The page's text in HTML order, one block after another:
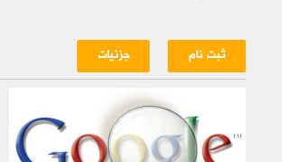
ثبت نام جزئیات